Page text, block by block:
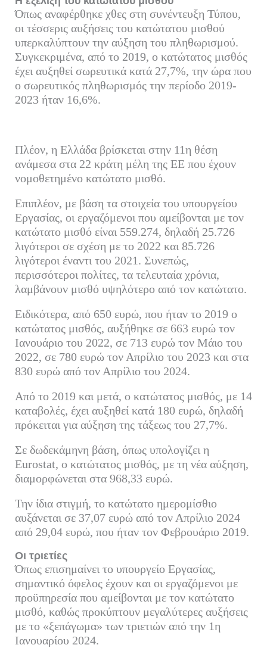
Όπως αναφέρθηκε χθες στη συνέντευξη Τύπου,
οι τέσσερις αυξήσεις του κατώτατου μισθού
υπερκαλύπτουν την αύξηση του πληθωρισμού.
Συγκεκριμένα, από το 2019, ο κατώτατος μισθός
έχει αυξηθεί σωρευτικά κατά 27,7%, την ώρα που
ο σωρευτικός πληθωρισμός την περίοδο 2019-
2023 ήταν 16,6%.
Πλέον, η Ελλάδα βρίσκεται στην 11η θέση
ανάμεσα στα 22 κράτη μέλη της ΕΕ που έχουν
νομοθετημένο κατώτατο μισθό.
Επιπλέον, με βάση τα στοιχεία του υπουργείου
Εργασίας, οι εργαζόμενοι που αμείβονται με τον
κατώτατο μισθό είναι 559.274, δηλαδή 25.726
λιγότεροι σε σχέση με το 2022 και 85.726
λιγότεροι έναντι του 2021. Συνεπώς,
περισσότεροι πολίτες, τα τελευταία χρόνια,
λαμβάνουν μισθό υψηλότερο από τον κατώτατο.
Ειδικότερα, από 650 ευρώ, που ήταν το 2019 ο
κατώτατος μισθός, αυξήθηκε σε 663 ευρώ τον
Ιανουάριο του 2022, σε 713 ευρώ τον Μάιο του
2022, σε 780 ευρώ τον Απρίλιο του 2023 και στα
830 ευρώ από τον Απρίλιο του 2024.
Από το 2019 και μετά, ο κατώτατος μισθός, με 14
καταβολές, έχει αυξηθεί κατά 180 ευρώ, δηλαδή
πρόκειται για αύξηση της τάξεως του 27,7%.
Σε δωδεκάμηνη βάση, όπως υπολογίζει η
Eurostat, ο κατώτατος μισθός, με τη νέα αύξηση,
διαμορφώνεται στα 968,33 ευρώ.
Την ίδια στιγμή, το κατώτατο ημερομίσθιο
αυξάνεται σε 37,07 ευρώ από τον Απρίλιο 2024
από 29,04 ευρώ, που ήταν τον Φεβρουάριο 2019.
Οι τριετίες
Όπως επισημαίνει το υπουργείο Εργασίας,
σημαντικό όφελος έχουν και οι εργαζόμενοι με
προϋπηρεσία που αμείβονται με τον κατώτατο
μισθό, καθώς προκύπτουν μεγαλύτερες αυξήσεις
με το «ξεπάγωμα» των τριετιών από την 1η
Ιανουαρίου 2024.